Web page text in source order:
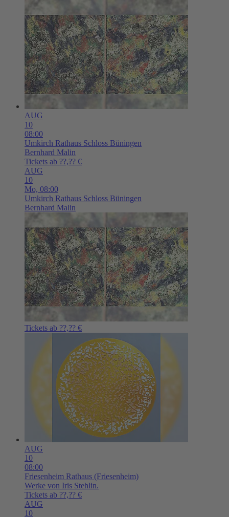
AUG
10
08:00
Umkirch Rathaus Schloss Büningen
Bernhard Malin
Tickets ab ??,?? €
AUG
10
Mo, 08:00
Umkirch Rathaus Schloss Büningen
Bernhard Malin
Tickets ab ??,?? €
AUG
10
08:00
Friesenheim Rathaus (Friesenheim)
Werke von Iris Stehlin.
Tickets ab ??,?? €
AUG
10